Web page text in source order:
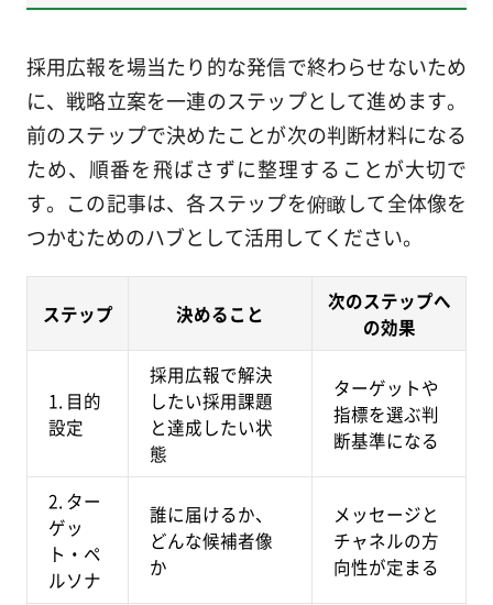
採用広報を場当たり的な発信で終わらせないため
に、戦略立案を一連のステップとして進めます。
前のステップで決めたことが次の判断材料になる
ため、順番を飛ばさずに整理することが大切で
す。この記事は、各ステップを俯瞰して全体像を
つかむためのハブとして活用してください。
ステップ 決めること
次のステップへ
の効果
1. 目的
設定
採用広報で解決
したい採用課題
と達成したい状
態
ターゲットや
指標を選ぶ判
断基準になる
2. ター
ゲッ
ト・ペ
ルソナ
誰に届けるか、
どんな候補者像
か
メッセージと
チャネルの方
向性が定まる